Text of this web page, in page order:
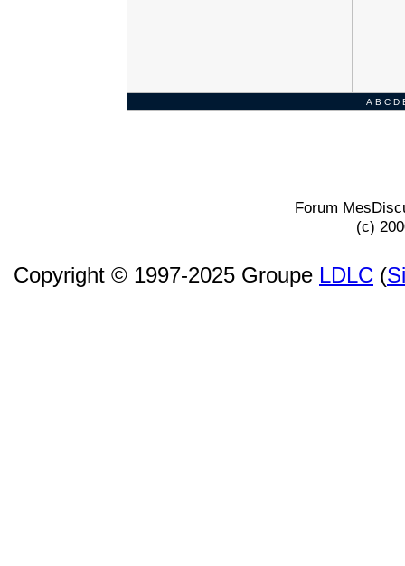
A B C D
Forum
(c)
Copyright © 1997-2025 Groupe LDLC (